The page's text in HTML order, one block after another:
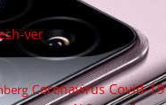
Coronavirus Covid-19